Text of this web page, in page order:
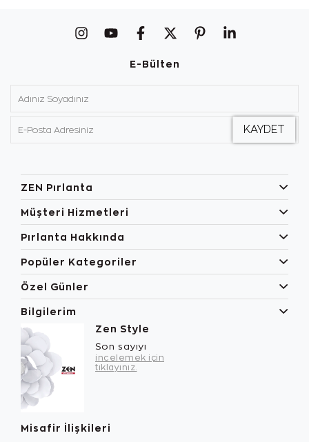
E-Bülten
ZEN Pırlanta
Müşteri Hizmetleri
Pırlanta Hakkında
Popüler Kategoriler
Özel Günler
Bilgilerim
Zen Style
Son sayıyı
incelemek için
tıklayınız.
Misafir İlişkileri